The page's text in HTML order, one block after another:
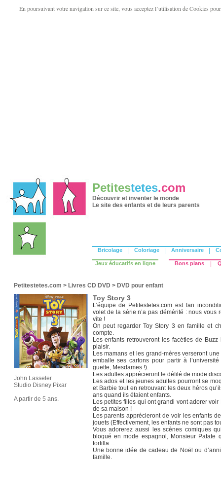
En poursuivant votre navigation sur ce site, vous acceptez l’utilisation de Cookies
Petitestetes.com
Découvrir et inventer le monde
Le site des enfants et de leurs parents
Bricolage Coloriage Anniversaire
Jeux éducatifs en ligne Bons plans
Petitestetes.com > Livres CD DVD > DVD pour enfant
John Lasseter
Studio Disney Pixar
A partir de 5 ans.
Toy Story 3
L’équipe de Petitestetes.com est fan
volet de la série n’a pas démérité : nous vous
vite !
On peut regarder Toy Story 3 en famille et
compte.
Les enfants retrouveront les facéties de
plaisir.
Les mamans et les grand-mères verseront
emballe ses cartons pour partir à
guette, Mesdames !).
Les adultes apprécieront le défilé de mode
Les ados et les jeunes adultes pourront se
et Barbie tout en retrouvant les deux héros
ans quand ils étaient enfants.
Les petites filles qui ont grandi vont adorer
de sa maison !
Les parents apprécieront de voir les enfants
jouets (Effectivement, les enfants ne sont pas
Vous adorerez aussi les scènes comiques
bloqué en mode espagnol, Monsieur Patate
tortilla…
Une bonne idée de cadeau de Noël ou
famille.